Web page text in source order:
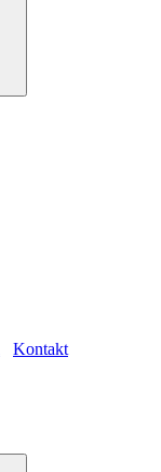
Kontakt